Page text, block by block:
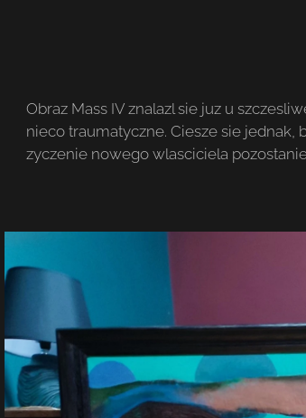
Obraz Mass IV znalazl sie juz u
nieco traumatyczne. Ciesze sie jednak,
zyczenie nowego wlasciciela